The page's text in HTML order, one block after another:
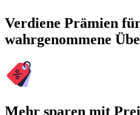
Verdiene Prämien
wahrgenommene
Mehr sparen mit